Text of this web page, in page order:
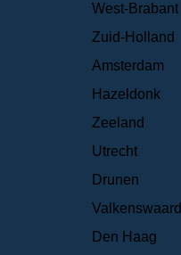
West-Brabant
Zuid-Holland
Amsterdam
Hazeldonk
Zeeland
Utrecht
Drunen
Valkenswaard
Den Haag